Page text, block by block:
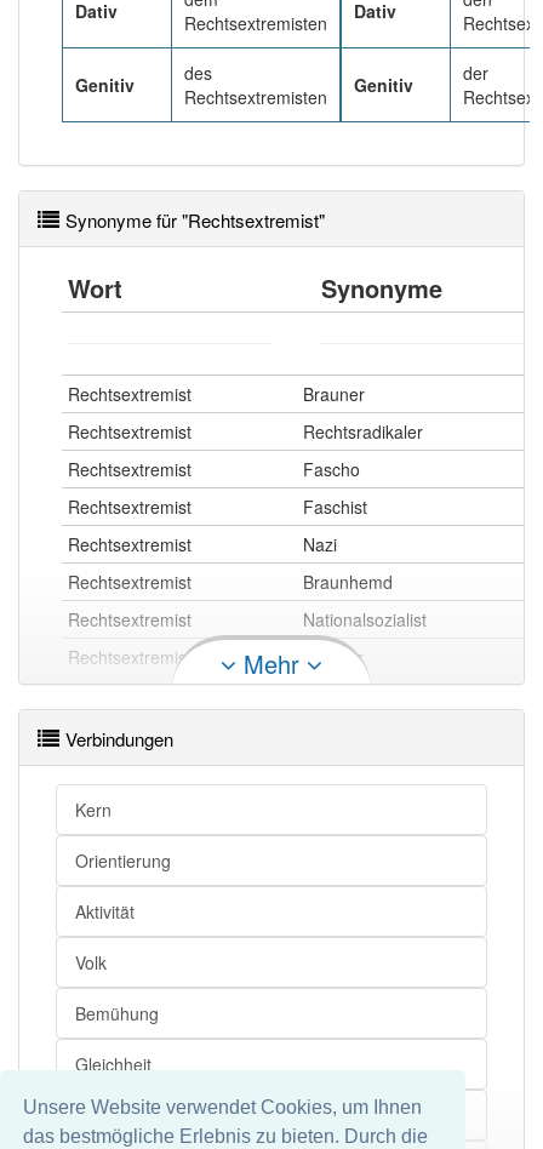
Unsere Website verwendet Cookies, um Ihnen
das bestmögliche Erlebnis zu bieten. Durch die
Dativ
Rechtsextremisten
Genitiv
des
Rechtsextremisten
Dativ
Genitiv
der
Synonyme für "Rechtsextremist"
Wort Synonyme
Rechtsextremist
Brauner
Rechtsextremist
Rechtsradikaler
Rechtsextremist
Fascho
Rechtsextremist
Faschist
Rechtsextremist
Nazi
Rechtsextremist
Braunhemd
Rechtsextremist
Nationalsozialist
Rechtsextremist
Rechter
Rechtsextremist openthesaurus
Mehr
Verbindungen
Kern
Orientierung
Aktivität
Volk
Bemühung
Gleichheit
Sammelbezeichnung